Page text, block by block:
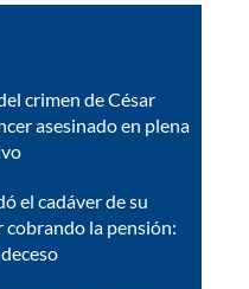
crimen de César
asesinado en plena
el cadáver de su
cobrando la pensión: